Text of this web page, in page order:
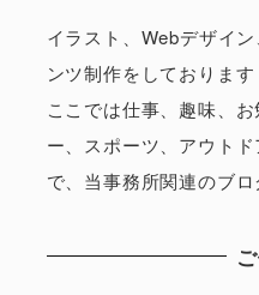
イラスト、Webデザイ
ンツ制作をしております
ここでは仕事、趣味、
ー、スポーツ、アウト
で、当事務所関連のブロ